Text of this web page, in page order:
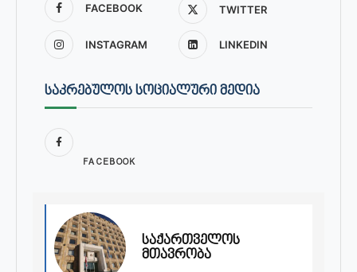
FACEBOOK TWITTER
INSTAGRAM LINKEDIN
ᲡᲐᲙᲠᲔᲑᲣᲚᲝᲡ ᲡᲝᲪᲘᲐᲚᲣᲠᲘ ᲛᲔᲓᲘᲐ
FACEBOOK
საქართველოს
მთავრობა